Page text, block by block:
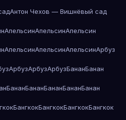
Антон Чехов — Вишнёвый сад
АпельсинАпельсинАпельсин
АпельсинАпельсинАпельсинАрбуз
АрбузАрбузАрбузБананБанан
БананБананБананБананБанан
БангкокБангкокБангкокБангкок